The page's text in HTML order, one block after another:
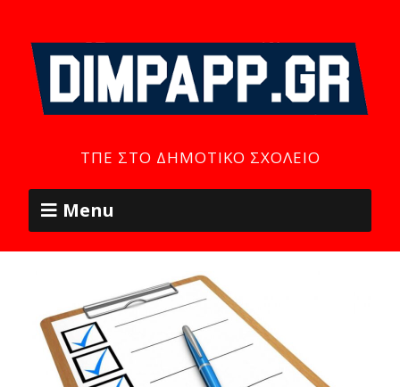
ΤΠΕ ΣΤΟ ΔΗΜΟΤΙΚΌ ΣΧΟΛΕΊΟ
Menu